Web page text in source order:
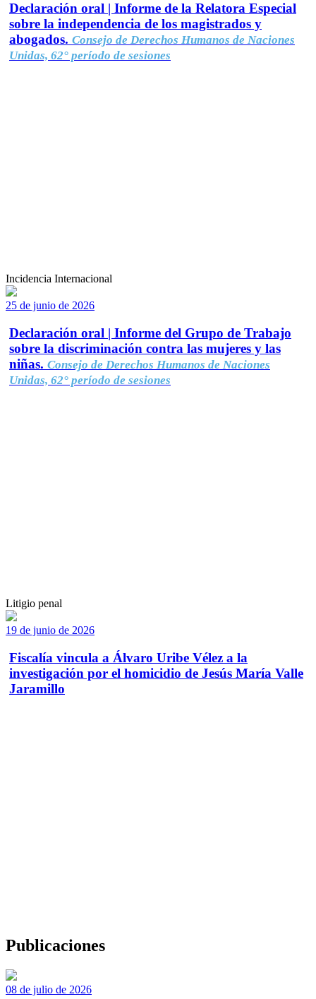
Declaración oral | Informe de la Relatora Especial
sobre la independencia de los magistrados y
abogados. Consejo de Derechos Humanos de Naciones
Unidas, 62° período de sesiones
Incidencia Internacional
25 de junio de 2026
Declaración oral | Informe del Grupo de Trabajo
sobre la discriminación contra las mujeres y las
niñas. Consejo de Derechos Humanos de Naciones
Unidas, 62° período de sesiones
Litigio penal
19 de junio de 2026
Fiscalía vincula a Álvaro Uribe Vélez a la
investigación por el homicidio de Jesús María Valle
Jaramillo
Publicaciones
08 de julio de 2026